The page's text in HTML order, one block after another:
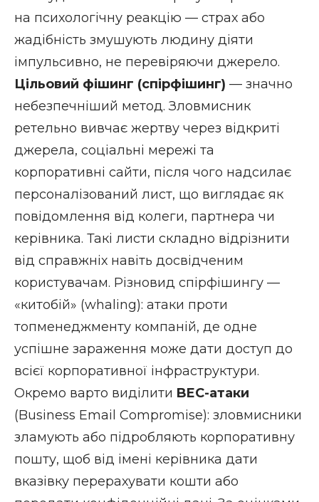
на психологічну реакцію — страх або
жадібність змушують людину діяти
імпульсивно, не перевіряючи джерело.
Цільовий фішинг (спірфішинг) — значно
небезпечніший метод. Зловмисник
ретельно вивчає жертву через відкриті
джерела, соціальні мережі та
корпоративні сайти, після чого надсилає
персоналізований лист, що виглядає як
повідомлення від колеги, партнера чи
керівника. Такі листи складно відрізнити
від справжніх навіть досвідченим
користувачам. Різновид спірфішингу —
«китобій» (whaling): атаки проти
топменеджменту компаній, де одне
успішне зараження може дати доступ до
всієї корпоративної інфраструктури.
Окремо варто виділити BEC-атаки
(Business Email Compromise): зловмисники
зламують або підробляють корпоративну
пошту, щоб від імені керівника дати
вказівку перерахувати кошти або